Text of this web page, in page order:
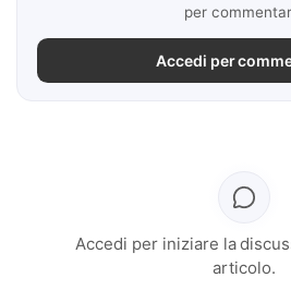
per
Accedi per
Accedi per iniziare la
articolo.